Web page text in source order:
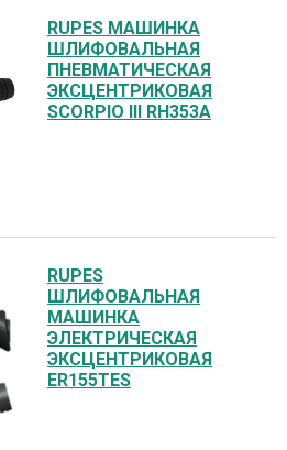
RUPES МАШИНКА
ШЛИФОВАЛЬНАЯ
ПНЕВМАТИЧЕСКАЯ
ЭКСЦЕНТРИКОВАЯ
SCORPIO III RH353A
RUPES
ШЛИФОВАЛЬНАЯ
МАШИНКА
ЭЛЕКТРИЧЕСКАЯ
ЭКСЦЕНТРИКОВАЯ
ER155TES